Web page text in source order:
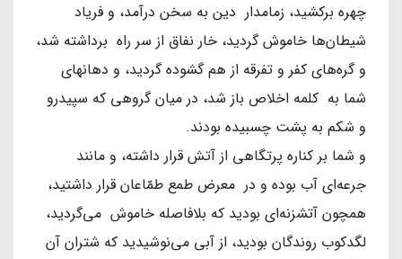
چهره برکشید، زمامدار دین به سخن درآمد، و فریاد
شیطان‌ها خاموش گردید، خار نفاق از سر راه برداشته شد،
و گره‌های کفر و تفرقه از هم گشوده گردید، و دهانهای
شما به کلمه اخلاص باز شد، در میان گروهی که سپیدرو
و شکم به پشت چسبیده بودند.
و شما بر کناره پرتگاهی از آتش قرار داشته، و مانند
جرعه‌ای آب بوده و در معرض طمع طمّاعان قرار داشتید،
همچون آتشزنه‌ای بودید که بلافاصله خاموش می‌گردید،
لگدکوب روندگان بودید، از آبی می‌نوشیدید که شتران آن